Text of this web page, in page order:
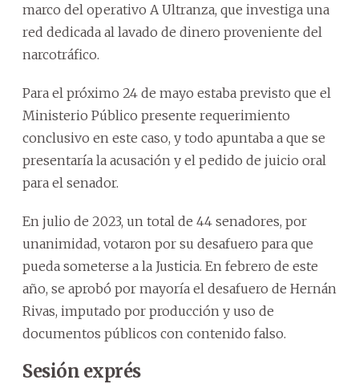
marco del operativo A Ultranza, que investiga una
red dedicada al lavado de dinero proveniente del
narcotráfico.
Para el próximo 24 de mayo estaba previsto que el
Ministerio Público presente requerimiento
conclusivo en este caso, y todo apuntaba a que se
presentaría la acusación y el pedido de juicio oral
para el senador.
En julio de 2023, un total de 44 senadores, por
unanimidad, votaron por su desafuero para que
pueda someterse a la Justicia. En febrero de este
año, se aprobó por mayoría el desafuero de Hernán
Rivas, imputado por producción y uso de
documentos públicos con contenido falso.
Sesión exprés